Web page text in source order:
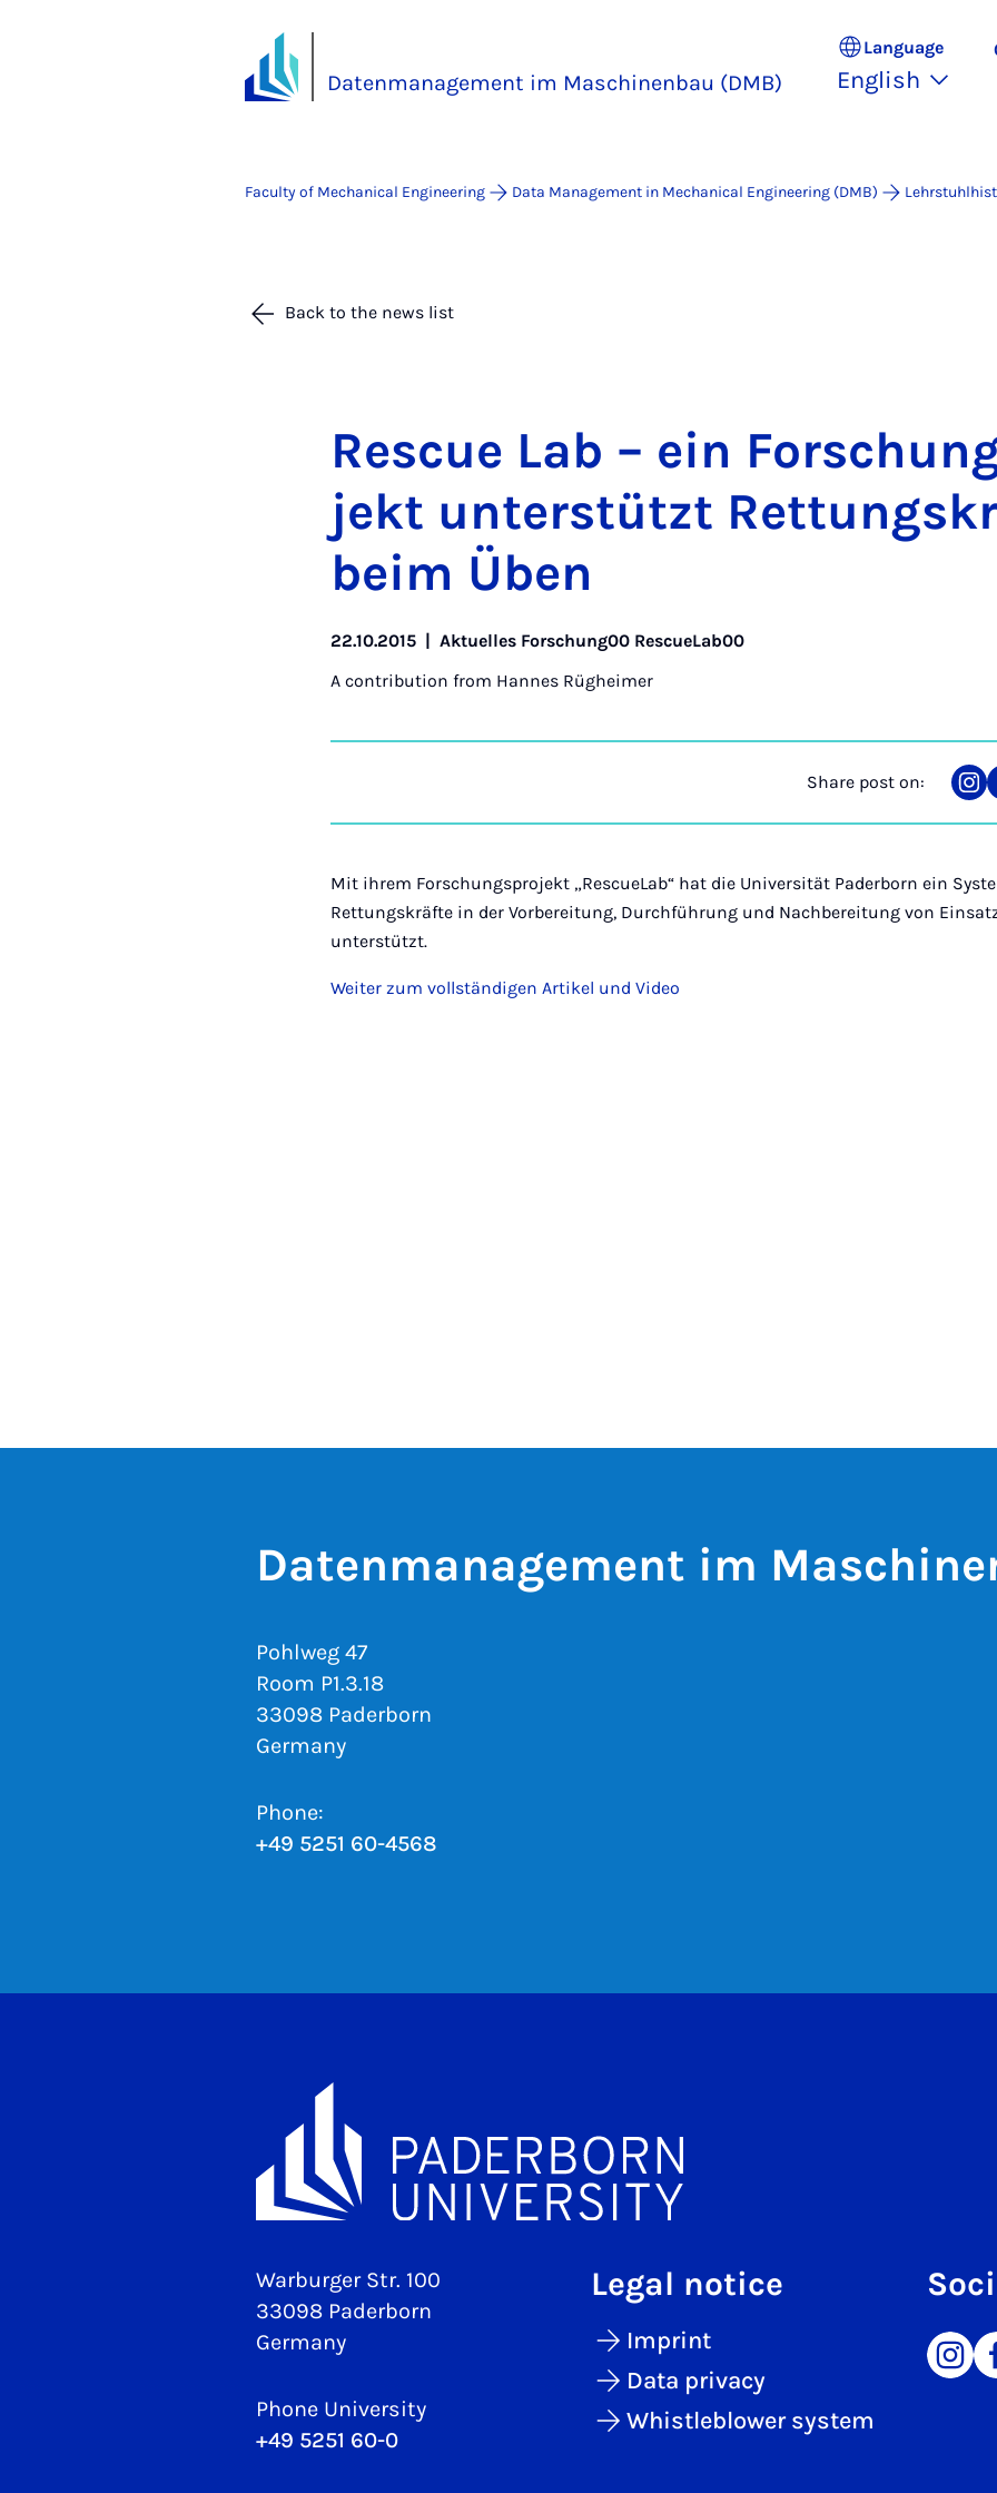
Datenmanagement im Maschinenbau (DMB)
Language
English
Faculty of Mechanical Engineering Data Management in Mechanical Engineering (DMB)
Back to the news list
Res­cue Lab – ein
jekt un­ter­stützt
beim Üben
22.10.2015 |Aktuelles Forschung00 RescueLab00
A contribution from Hannes Rügheimer
Share post on:
on
Mit ihrem Forschungsprojekt „RescueLab“ hat die Universität Paderborn ein
Rettungskräfte in der Vorbereitung, Durchführung und Nachbereitung von
unterstützt.
Weiter zum vollständigen Artikel und Video
Datenmanagement im
Pohlweg 47
Room P1.3.18
33098 Paderborn
Germany
Phone:
+49 5251 60-4568
Warburger Str. 100
33098 Paderborn
Germany
Phone University
+49 5251 60-0
Legal notice
Imprint
Data privacy
Whistleblower system